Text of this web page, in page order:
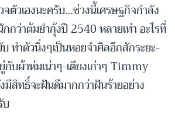
ตัวเองนะครับ…ช่วงนี้เศรษฐกิจกำลัง
กว่าต้มยำกุ้งปี 2540 หลายเท่า อะไรที่
ทำตัวนิ่งๆเป็นหอยจำศิลอีกสักระยะ-
บผ้าห่มเน่าๆ-เตียงเก่าๆ Timmy
มีสิทธิ์จะฝันดีมากกว่าฝันร้ายอย่าง